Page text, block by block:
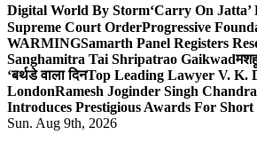
Digital World By Storm‘Carry On
Supreme Court OrderProgressive
WARMINGSamarth Panel Registers
Sanghamitra Tai Shripatrao Gaikwad
‘बर्थडे वाला दिनTop Leading Lawyer V. K.
LondonRamesh Joginder Singh
Introduces Prestigious Awards For
Sun. Aug 9th, 2026